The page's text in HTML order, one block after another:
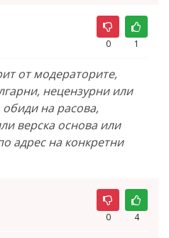
0 1
от модераторите,
нецензурни или
на расова,
верска основа или
адрес на конкретни
0 4